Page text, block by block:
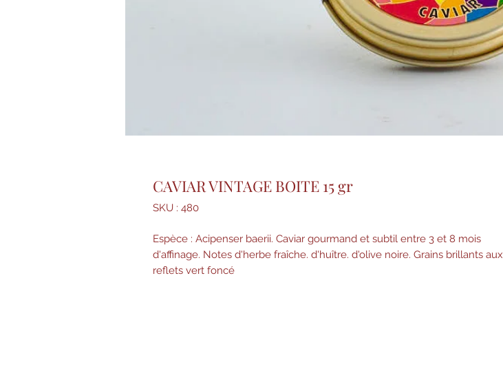
CAVIAR VINTAGE BOITE 15 gr
SKU : 480
Espèce : Acipenser baerii. Caviar gourmand et subtil entre 3 et 8 mois
d'affinage. Notes d'herbe fraîche. d'huître. d'olive noire. Grains brillants aux
reflets vert foncé